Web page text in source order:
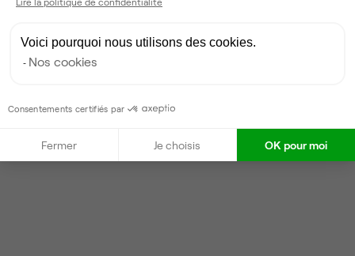
Voici pourquoi nous utilisons des cookies.
Nos cookies
Consentements certifiés par
Fermer Je choisis OK pour moi